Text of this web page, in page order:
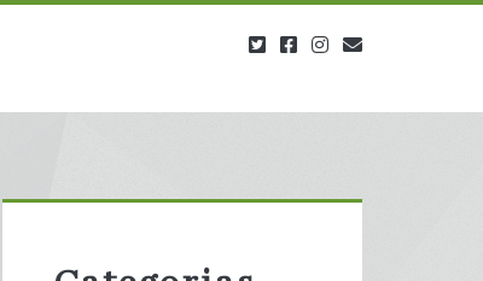
twitterfacebookinstagram